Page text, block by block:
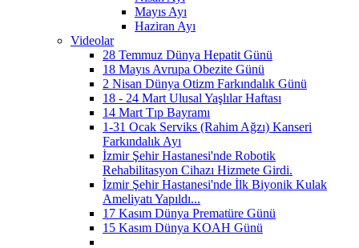
Mayıs Ayı
Haziran Ayı
Videolar
28 Temmuz Dünya Hepatit Günü
18 Mayıs Avrupa Obezite Günü
2 Nisan Dünya Otizm Farkındalık Günü
18 - 24 Mart Ulusal Yaşlılar Haftası
14 Mart Tıp Bayramı
1-31 Ocak Serviks (Rahim Ağzı) Kanseri
Farkındalık Ayı
İzmir Şehir Hastanesi'nde Robotik
Rehabilitasyon Cihazı Hizmete Girdi.
İzmir Şehir Hastanesi'nde İlk Biyonik Kulak
Ameliyatı Yapıldı...
17 Kasım Dünya Prematüre Günü
15 Kasım Dünya KOAH Günü